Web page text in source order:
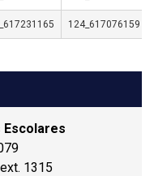
124_617076159
1315